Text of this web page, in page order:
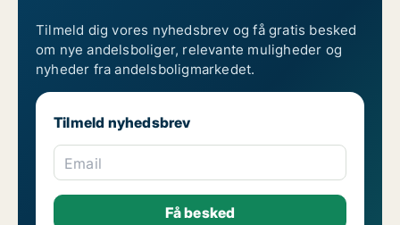
Tilmeld dig vores nyhedsbrev og få gratis besked
om nye andelsboliger, relevante muligheder og
nyheder fra andelsboligmarkedet.
Tilmeld nyhedsbrev
Email